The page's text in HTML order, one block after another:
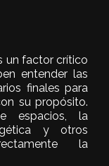
un factor crítico
entender las
finales para
su propósito.
espacios, la
y otros
la